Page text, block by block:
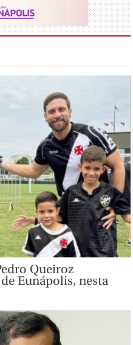
Queiroz
Eunápolis, nesta